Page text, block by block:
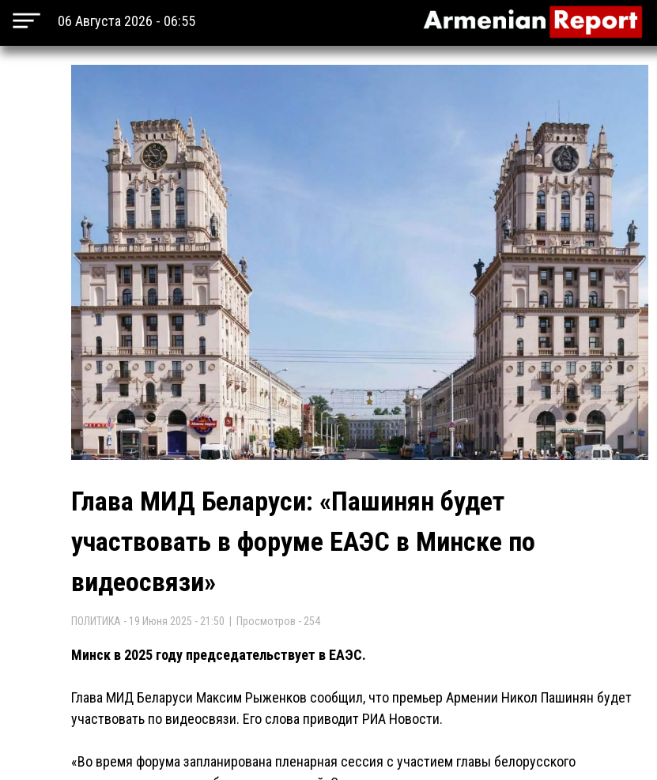
06 Августа 2026 - 06:55
Глава МИД Беларуси: «Пашинян будет
участвовать в форуме ЕАЭС в Минске по
видеосвязи»
ПОЛИТИКА - 19 Июня 2025 - 21:50 | Просмотров - 254
Минск в 2025 году председательствует в ЕАЭС.
Глава МИД Белaруси Максим Рыженков сообщил, что премьер Армении Никол Пашинян будет
участвовать по видеосвязи. Его слова приводит РИА Новости.
«Во время форума запланирована пленарная сессия с участием главы белорусского